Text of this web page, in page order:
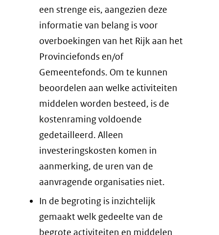
een strenge eis, aangezien deze
informatie van belang is voor
overboekingen van het Rijk aan het
Provinciefonds en/of
Gemeentefonds. Om te kunnen
beoordelen aan welke activiteiten
middelen worden besteed, is de
kostenraming voldoende
gedetailleerd. Alleen
investeringskosten komen in
aanmerking, de uren van de
aanvragende organisaties niet.
In de begroting is inzichtelijk
gemaakt welk gedeelte van de
begrote activiteiten en middelen